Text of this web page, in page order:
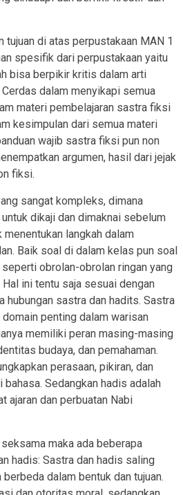
tujuan di atas perpustakaan MAN 1
spesifik dari perpustakaan yaitu
bisa berpikir kritis dalam arti
dalam menyikapi semua
materi pembelajaran sastra fiksi
kesimpulan dari semua materi
wajib sastra fiksi pun non
argumen, hasil dari jejak
fiksi.
sangat kompleks, dimana
dikaji dan dimaknai sebelum
langkah dalam
Baik soal di dalam kelas pun soal
obrolan-obrolan ringan yang
ini tentu saja sesuai dengan
hubungan sastra dan hadits. Sastra
penting dalam warisan
memiliki peran masing-masing
budaya, dan pemahaman.
perasaan, pikiran, dan
Sedangkan hadis adalah
ajaran dan perbuatan Nabi
maka ada beberapa
hadis: Sastra dan hadis saling
dalam bentuk dan tujuan.